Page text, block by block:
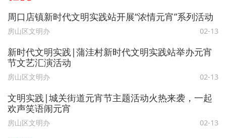
周口店镇新时代文明实践站开展“浓情元宵”系列活动
房山区文明办 02-13
新时代文明实践|蒲洼村新时代文明实践站举办元宵
节文艺汇演活动
房山区文明办 02-13
文明实践|城关街道元宵节主题活动火热来袭，一起
欢声笑语闹元宵
房山区文明办 02-13